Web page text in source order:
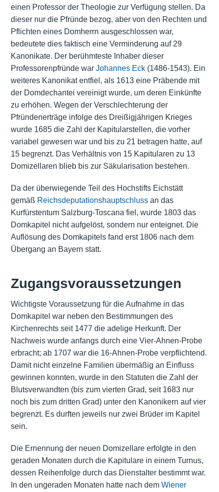
einen Professor der Theologie zur Verfügung stellen. Da
dieser nur die Pfründe bezog, aber von den Rechten und
Pflichten eines Domherrn ausgeschlossen war,
bedeutete dies faktisch eine Verminderung auf 29
Kanonikate. Der berühmteste Inhaber dieser
Professorenpfründe war Johannes Eck(1486-1543). Ein
weiteres Kanonikat entfiel, als 1613 eine Präbende mit
der Domdechantei vereinigt wurde, um deren Einkünfte
zu erhöhen. Wegen der Verschlechterung der
Pfründenerträge infolge des Dreißigjährigen Krieges
wurde 1685 die Zahl der Kapitularstellen, die vorher
variabel gewesen war und bis zu 21 betragen hatte, auf
15 begrenzt. Das Verhältnis von 15 Kapitularen zu 13
Domizellaren blieb bis zur Säkularisation bestehen.
Da der überwiegende Teil des Hochstifts Eichstätt
gemäß Reichsdeputationshauptschlussan das
Kurfürstentum Salzburg-Toscana fiel, wurde 1803 das
Domkapitel nicht aufgelöst, sondern nur enteignet. Die
Auflösung des Domkapitels fand erst 1806 nach dem
Übergang an Bayern statt.
Zugangsvoraussetzungen
Wichtigste Voraussetzung für die Aufnahme in das
Domkapitel war neben den Bestimmungen des
Kirchenrechts seit 1477 die adelige Herkunft. Der
Nachweis wurde anfangs durch eine Vier-Ahnen-Probe
erbracht; ab 1707 war die 16-Ahnen-Probe verpflichtend.
Damit nicht einzelne Familien übermäßig an Einfluss
gewinnen konnten, wurde in den Statuten die Zahl der
Blutsverwandten (bis zum vierten Grad, seit 1683 nur
noch bis zum dritten Grad) unter den Kanonikern auf vier
begrenzt. Es durften jeweils nur zwei Brüder im Kapitel
sein.
Die Ernennung der neuen Domizellare erfolgte in den
geraden Monaten durch die Kapitulare in einem Turnus,
dessen Reihenfolge durch das Dienstalter bestimmt war.
In den ungeraden Monaten hatte nach dem Wiener